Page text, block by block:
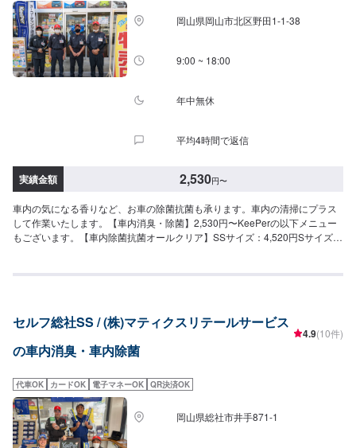
岡山県岡山市北区野田1-1-38
9:00 ~ 18:00
年中無休
平均4時間で返信
実績金額 2,530円〜
車内の気になる香りなど、お車の除菌抗菌も承ります。車内の清掃にプラス
して作業いたします。【車内消臭・除菌】2,530円〜KeePerの以下メニュー
もございます。【車内除菌抗菌オールクリア】SSサイズ：4,520円Sサイズ：
セルフ総社SS / (株)マティクスリテールサービス
の車内消臭・車内除菌
4.9(10件)
代車OK カードOK 電子マネーOK QR決済OK
岡山県総社市井手871-1